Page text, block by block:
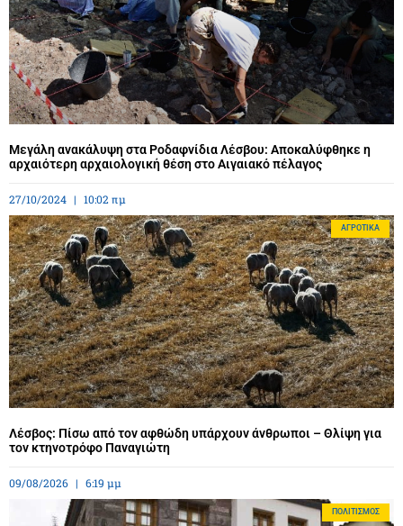
Μεγάλη ανακάλυψη στα Ροδαφνίδια Λέσβου: Αποκαλύφθηκε η
αρχαιότερη αρχαιολογική θέση στο Αιγαιακό πέλαγος
27/10/2024 10:02 πμ
ΑΓΡΟΤΙΚΆ
Λέσβος: Πίσω από τον αφθώδη υπάρχουν άνθρωποι – Θλίψη για
τον κτηνοτρόφο Παναγιώτη
09/08/2026 6:19 μμ
ΠΟΛΙΤΙΣΜΌΣ